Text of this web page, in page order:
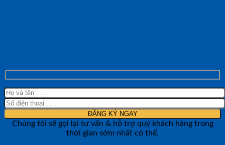
Chúng tôi sẽ gọi lại tư vấn & hỗ trợ quý khách hàng trong
thời gian sớm nhất có thể.